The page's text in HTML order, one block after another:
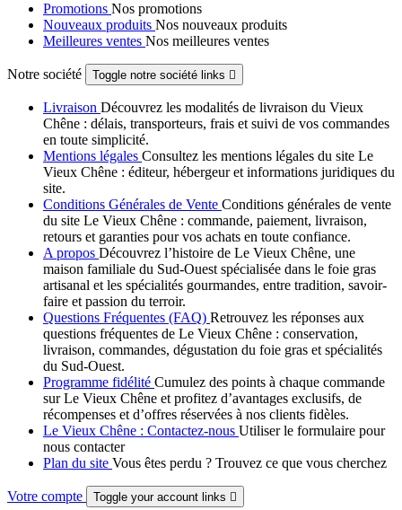
Promotions Nos promotions
Nouveaux produits Nos nouveaux produits
Meilleures ventes Nos meilleures ventes
Notre société Toggle notre société links 
Livraison Découvrez les modalités de livraison du Vieux
Chêne : délais, transporteurs, frais et suivi de vos commandes
en toute simplicité.
Mentions légales Consultez les mentions légales du site Le
Vieux Chêne : éditeur, hébergeur et informations juridiques du
site.
Conditions Générales de Vente Conditions générales de vente
du site Le Vieux Chêne : commande, paiement, livraison,
retours et garanties pour vos achats en toute confiance.
A propos Découvrez l’histoire de Le Vieux Chêne, une
maison familiale du Sud-Ouest spécialisée dans le foie gras
artisanal et les spécialités gourmandes, entre tradition, savoir-
faire et passion du terroir.
Questions Fréquentes (FAQ) Retrouvez les réponses aux
questions fréquentes de Le Vieux Chêne : conservation,
livraison, commandes, dégustation du foie gras et spécialités
du Sud-Ouest.
Programme fidélité Cumulez des points à chaque commande
sur Le Vieux Chêne et profitez d’avantages exclusifs, de
récompenses et d’offres réservées à nos clients fidèles.
Le Vieux Chêne : Contactez-nous Utiliser le formulaire pour
nous contacter
Plan du site Vous êtes perdu ? Trouvez ce que vous cherchez
Votre compte Toggle your account links 